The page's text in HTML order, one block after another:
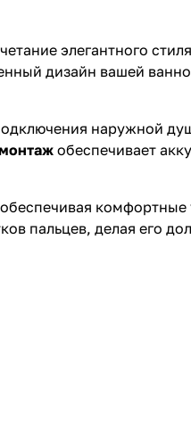
элегантного
дизайн вашей
наружной
обеспечивает
комфортные
пальцев, делая его